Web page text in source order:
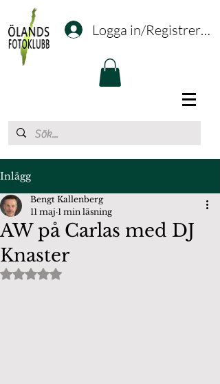
Logga in/Registrering
Inlägg
AW på Carlas med DJ
Knaster
Bengt Kallenberg
11 maj 1 min läsning
Betygsatt till NaN av 5 stjärnor.